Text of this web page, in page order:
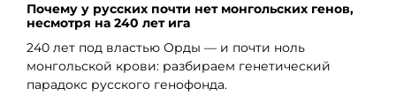
Почему у русских почти нет монгольских генов,
несмотря на 240 лет ига
240 лет под властью Орды — и почти ноль
монгольской крови: разбираем генетический
парадокс русского генофонда.